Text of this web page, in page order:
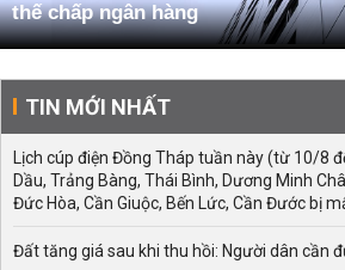
thế chấp ngân hàng
TIN MỚI NHẤT
Lịch cúp điện Đồng Tháp tuần này (từ 10/8
Dầu, Trảng Bàng, Thái Bình, Dương Minh
Đức Hòa, Cần Giuộc, Bến Lức, Cần Đước bị
Đất tăng giá sau khi thu hồi: Người dân cần